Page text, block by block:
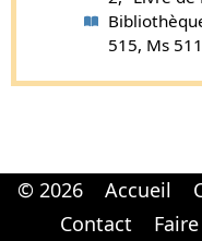
515, Ms
© 2026 Accueil
Contact